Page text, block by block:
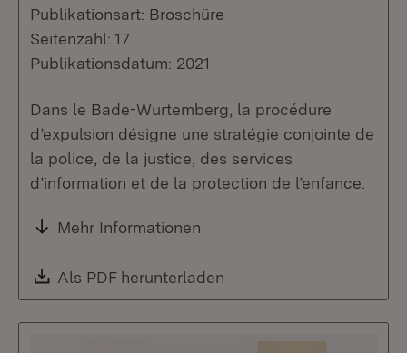
Publikationsart: Broschüre
Seitenzahl: 17
Publikationsdatum: 2021
Dans le Bade-Wurtemberg, la procédure
d’expulsion désigne une stratégie conjointe de
la police, de la justice, des services
d’information et de la protection de l’enfance.
Mehr Informationen
Download:
Als PDF herunterladen